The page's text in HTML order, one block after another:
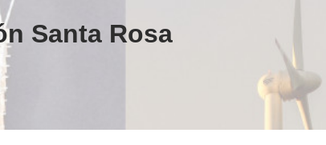
Santa Rosa